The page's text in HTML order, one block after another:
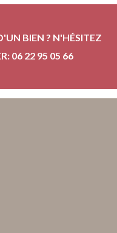
BIEN ? N'HÉSITEZ
06 22 95 05 66